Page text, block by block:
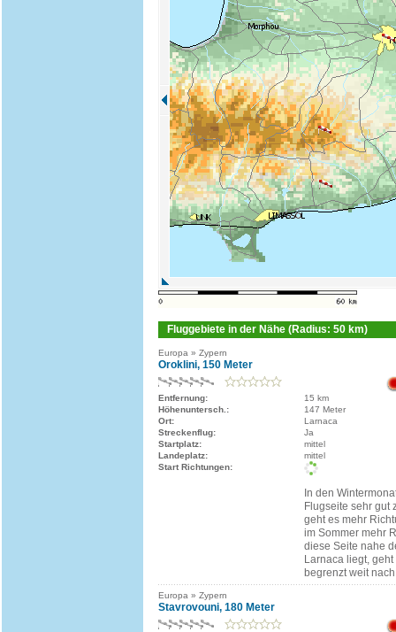
Fluggebiete in der Nähe (Radius: 50 km)
Europa » Zypern
Oroklini, 150 Meter
Entfernung:
15 km
Höhenuntersch.:
147 Meter
Ort:
Larnaca
Streckenflug:
Ja
Startplatz:
mittel
Landeplatz:
mittel
Start Richtungen:
In den
Flugseite sehr gut
geht es mehr
im Sommer mehr
diese Seite nahe
Larnaca liegt,
begrenzt weit
Europa » Zypern
Stavrovouni, 180 Meter